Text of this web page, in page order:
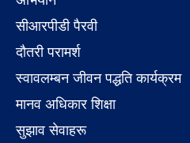
सीआरपीडी पैरवी
दौतरी परामर्श
स्वावलम्बन जीवन पद्धति कार्यक्रम
मानव अधिकार शिक्षा
सुझाव सेवाहरू